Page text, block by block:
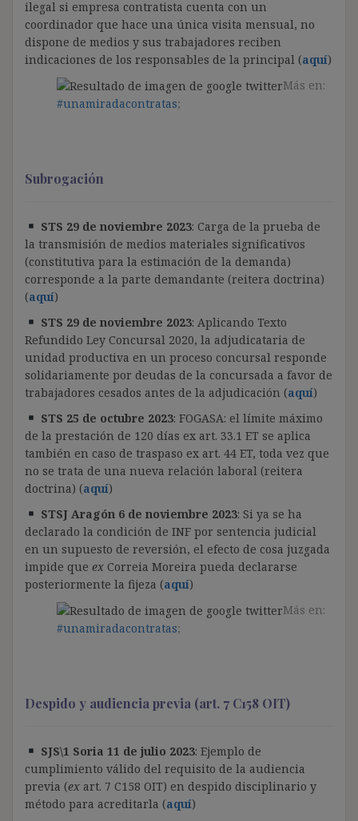
ilegal si empresa contratista cuenta con un
coordinador que hace una única visita mensual, no
dispone de medios y sus trabajadores reciben
indicaciones de los responsables de la principal (aquí)
Más en:
#unamiradacontratas;
Subrogación
STS 29 de noviembre 2023: Carga de la prueba de
la transmisión de medios materiales significativos
(constitutiva para la estimación de la demanda)
corresponde a la parte demandante (reitera doctrina)
(aquí)
STS 29 de noviembre 2023: Aplicando Texto
Refundido Ley Concursal 2020, la adjudicataria de
unidad productiva en un proceso concursal responde
solidariamente por deudas de la concursada a favor de
trabajadores cesados antes de la adjudicación (aquí)
STS 25 de octubre 2023: FOGASA: el límite máximo
de la prestación de 120 días ex art. 33.1 ET se aplica
también en caso de traspaso ex art. 44 ET, toda vez que
no se trata de una nueva relación laboral (reitera
doctrina) (aquí)
STSJ Aragón 6 de noviembre 2023: Si ya se ha
declarado la condición de INF por sentencia judicial
en un supuesto de reversión, el efecto de cosa juzgada
impide que ex Correia Moreira pueda declararse
posteriormente la fijeza (aquí)
Más en:
#unamiradacontratas;
Despido y audiencia previa (art. 7 C158 OIT)
SJS\1 Soria 11 de julio 2023: Ejemplo de
cumplimiento válido del requisito de la audiencia
previa (ex art. 7 C158 OIT) en despido disciplinario y
método para acreditarla (aquí)